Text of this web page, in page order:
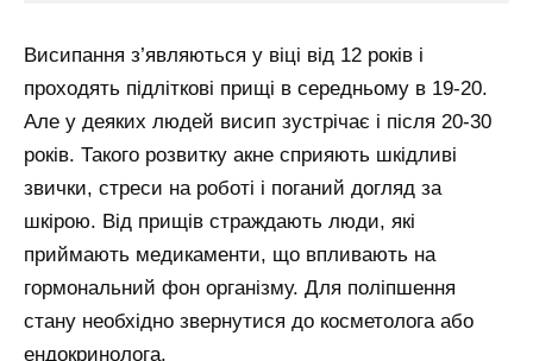
Висипання з’являються у віці від 12 років і
проходять підліткові прищі в середньому в 19-20.
Але у деяких людей висип зустрічає і після 20-30
років. Такого розвитку акне сприяють шкідливі
звички, стреси на роботі і поганий догляд за
шкірою. Від прищів страждають люди, які
приймають медикаменти, що впливають на
гормональний фон організму. Для поліпшення
стану необхідно звернутися до косметолога або
ендокринолога.